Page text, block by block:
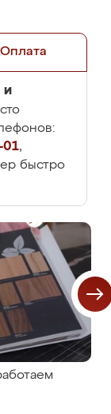
Оплата
и
01,
быстро